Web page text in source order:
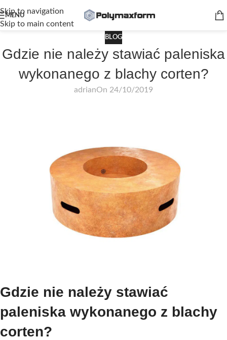
Skip to navigation
Skip to main content
MENU
BLOG
Gdzie nie należy stawiać paleniska
wykonanego z blachy corten?
adrianOn 24/10/2019
Gdzie nie należy stawiać
paleniska wykonanego z blachy
corten?